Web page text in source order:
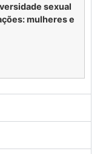
sexual
mulheres e